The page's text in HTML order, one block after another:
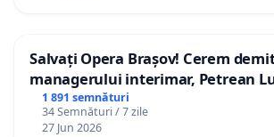
Salvați Opera Brașov! Cerem
managerului interimar, Petrean
1 891 semnături
34 Semnături / 7 zile
27 Jun 2026